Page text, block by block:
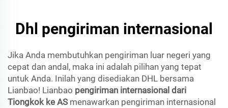
Dhl pengiriman internasional
Jika Anda membutuhkan pengiriman luar negeri yang
cepat dan andal, maka ini adalah pilihan yang tepat
untuk Anda. Inilah yang disediakan DHL bersama
Lianbao! Lianbao pengiriman internasional dari
Tiongkok ke AS menawarkan pengiriman internasional